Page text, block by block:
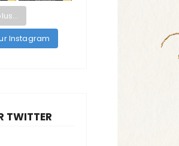
Instagram
TWITTER